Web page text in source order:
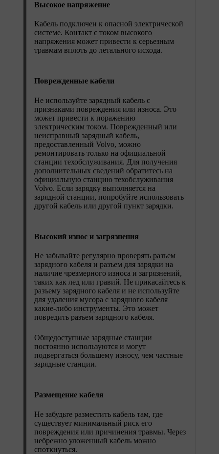
Высокое напряжение
Кабель подключен к опасной электрической
системе. Контакт с током высокого
напряжения может привести к серьезным
травмам вплоть до летального исхода.
Поврежденные кабели
Не используйте зарядный кабель с
признаками повреждения или износа. Это
может привести к поражению
электрическим током. Поврежденный или
неисправный зарядный кабель,
предоставленный Volvo, можно
ремонтировать только на официальной
станции техобслуживания. Для получения
дополнительных сведений обратитесь на
официальную станцию техобслуживания
Volvo. Если зарядку выполняется на
зарядной станции, попробуйте использовать
другой кабель или другой пункт зарядки.
Высокий износ и загрязнения
Не забывайте регулярно проверять разъем
зарядного кабеля и разъем для зарядки на
наличие чрезмерного износа и загрязнений,
таких как лед или гравий. Не прикасайтесь к
разъему зарядного кабеля и не используйте
для удаления мусора с зарядного кабеля
какие-либо инструменты. Это может
повредить разъем зарядного кабеля.
Общедоступные зарядные станции
постоянно используются и могут
подвергаться большему износу, чем частные
зарядные станции.
Размещение кабеля
Не забудьте разместить кабель там, где
существует минимальный риск его
повреждения или причинения травмы. Через
небрежно уложенный кабель можно
споткнуться.